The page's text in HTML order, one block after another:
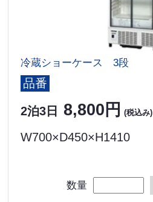
冷蔵ショーケース 3段
品番
2泊3日 8,800円 (税込み)
W700×D450×H1410
数量